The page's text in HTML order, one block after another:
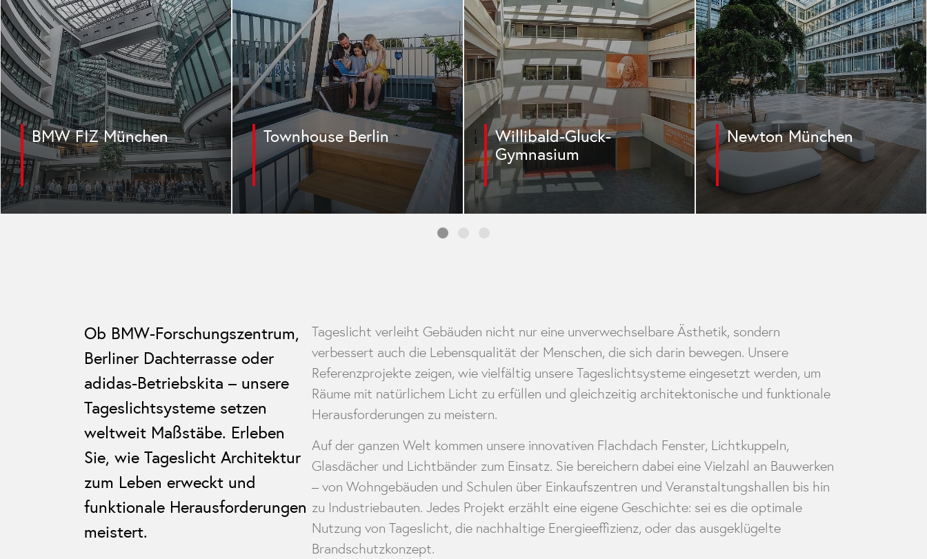
Willibald-Gluck-
Gymnasium
Newton München
Factory Campus
Düsseldorf
Eventhalle Zündmagnet
Ob BMW-Forschungszentrum,
Berliner Dachterrasse oder
adidas-Betriebskita – unsere
Tageslichtsysteme setzen
weltweit Maßstäbe. Erleben
Sie, wie Tageslicht Architektur
zum Leben erweckt und
funktionale Herausforderungen
meistert.
Tageslicht verleiht Gebäuden nicht nur eine unverwechselbare Ästhetik, sondern
verbessert auch die Lebensqualität der Menschen, die sich darin bewegen. Unsere
Referenzprojekte zeigen, wie vielfältig unsere Tageslichtsysteme eingesetzt werden, um
Räume mit natürlichem Licht zu erfüllen und gleichzeitig architektonische und funktionale
Herausforderungen zu meistern.
Auf der ganzen Welt kommen unsere innovativen Flachdach Fenster, Lichtkuppeln,
Glasdächer und Lichtbänder zum Einsatz. Sie bereichern dabei eine Vielzahl an Bauwerken
– von Wohngebäuden und Schulen über Einkaufszentren und Veranstaltungshallen bis hin
zu Industriebauten. Jedes Projekt erzählt eine eigene Geschichte: sei es die optimale
Nutzung von Tageslicht, die nachhaltige Energieeffizienz, oder das ausgeklügelte
Brandschutzkonzept.